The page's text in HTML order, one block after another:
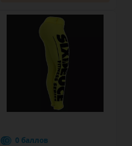
0 баллов